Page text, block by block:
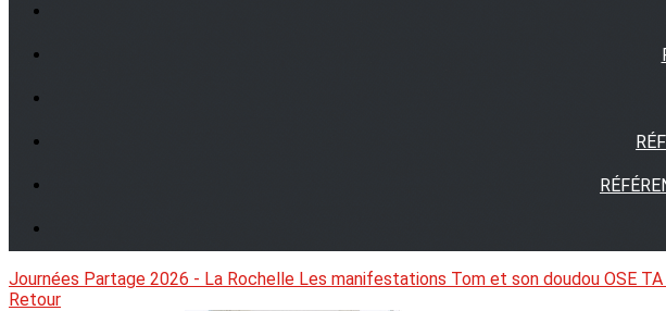
Journées Partage 2026 - La Rochelle Les manifestations Tom et son doudou OSE
Retour